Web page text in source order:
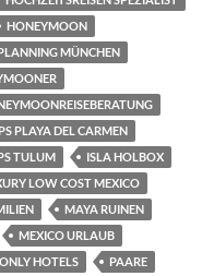
HONEYMOON
MÜNCHEN
PLAYA DEL CARMEN
TULUM
ISLA HOLBOX
LOW COST MEXICO
MAYA RUINEN
MEXICO URLAUB
HOTELS
PAARE